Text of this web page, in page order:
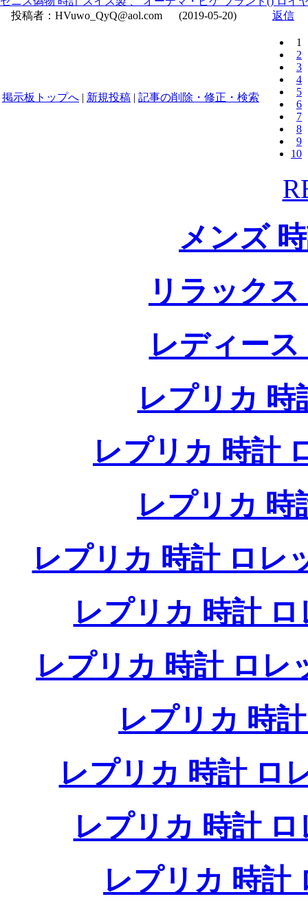
投稿者： HVuwo_QyQ@aol.com (2019-05-20) 返信
掲示板トップへ | 新規投稿 | 記事の削除・修正・検索
1
2
3
4
5
6
7
8
9
10
メンズ
リラック
レディー
レプリカ 時
レプリカ 時計
レプリカ 時
レプリカ 時計 ロレ
レプリカ 時計
レプリカ 時計 ロレ
レプリカ 時
レプリカ 時計 ロ
レプリカ 時計
レプリカ 時計